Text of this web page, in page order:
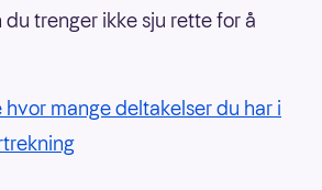
trenger ikke sju rette for å
hvor mange deltakelser du har i